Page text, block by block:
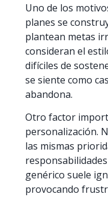
Uno de los
planes se
plantean metas
consideran el
difíciles de
se siente como
abandona.
Otro factor
personalización.
las mismas
genérico suele
provocando